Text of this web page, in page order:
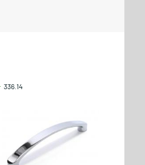
336.14